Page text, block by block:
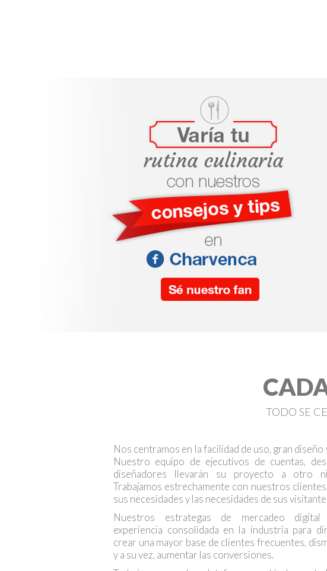
TODO SE
Nos centramos en la facilidad de uso, gran diseño
Nuestro equipo de ejecutivos de cuentas,
diseñadores llevarán su proyecto a otro
Trabajamos estrechamente con nuestros
sus necesidades y las necesidades de sus
Nuestros estrategas de mercadeo
experiencia consolidada en la industria para
crear una mayor base de clientes frecuentes,
y a su vez, aumentar las conversiones.